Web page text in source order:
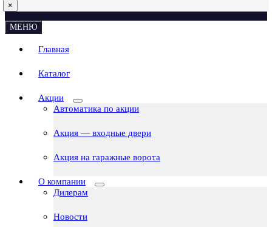
×
МЕНЮ
Главная
Каталог
Акции
Автоматика по акции
Акция — входные двери
Акция на гаражные ворота
О компании
Дилерам
Новости